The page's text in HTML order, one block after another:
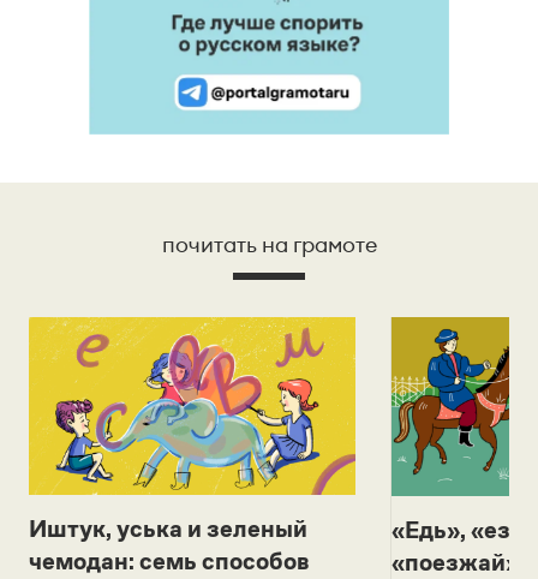
почитать на грамоте
Иштук, уська и зеленый
чемодан: семь способов
«Едь»,
«поезжай»?